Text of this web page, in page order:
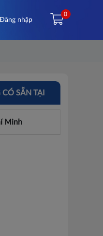
nhập
0
CÓ SẴN TẠI
Minh